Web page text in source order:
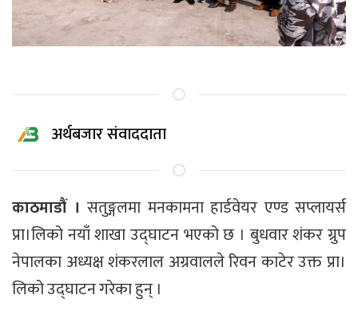
अर्थबजार संवाददाता
काठमाडौं । सतुङ्गलमा मनकामना हार्डवेयर एण्ड सप्लायर्स
प्रा।लिको नयाँ शाखा उद्घाटन भएको छ । बुधवार शंकर ग्रुप
नेपालका अध्यक्ष शंकरलाल अग्रवालले रिवन काटेर उक्त प्रा।
लिको उद्घाटन गरेका हुन् ।